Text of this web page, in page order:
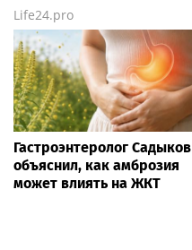
Life24.pro
Гастроэнтеролог Садыков
объяснил, как амброзия
может влиять на ЖКТ